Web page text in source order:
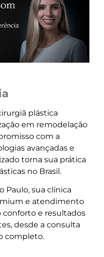
plástica
em remodelação
com a
avançadas e
torna sua prática
no Brasil.
Paulo, sua clínica
e atendimento
conforto e resultados
desde a consulta
completo.